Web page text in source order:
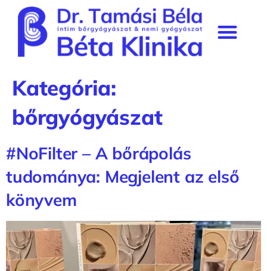
Kategória:
bőrgyógyászat
#NoFilter – A bőrápolás
tudománya: Megjelent az első
könyvem